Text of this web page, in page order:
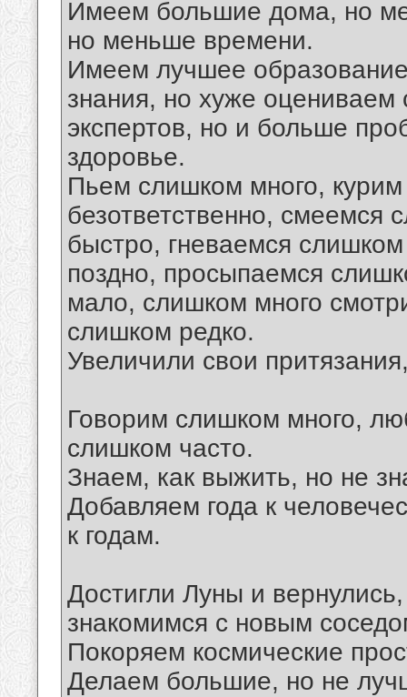
Имеем большие дома, но
но меньше времени.
Имеем лучшее
знания, но хуже
экспертов, но и больше
здоровье.
Пьем слишком много,
безответственно,
быстро, гневаемся
поздно, просыпаемся
мало, слишком много
слишком редко.
Увеличили свои
Говорим слишком много,
слишком часто.
Знаем, как выжить, но не
Добавляем года к
к годам.
Достигли Луны и
знакомимся с новым
Покоряем космические
Делаем большие, но не